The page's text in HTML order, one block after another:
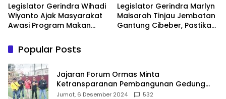
Legislator Gerindra Wihadi
Wiyanto Ajak Masyarakat
Awasi Program Makan
Sasaran
Legislator Gerindra Marlyn
Maisarah Tinjau Jembatan
Gantung Cibeber, Pastikan
Popular Posts
Jajaran Forum Ormas Minta
Ketransparanan Pembangunan Gedung
Damkar Di Kecamatan Cisoka
Jumat, 6 Desember 2024 532